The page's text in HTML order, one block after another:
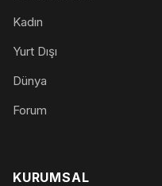
Kadın
Yurt Dışı
Dünya
Forum
KURUMSAL